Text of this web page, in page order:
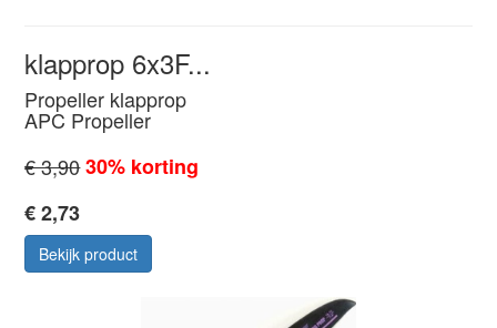
klapprop 6x3F...
Propeller klapprop
APC Propeller
€ 3,9030% korting
€ 2,73
Bekijk product